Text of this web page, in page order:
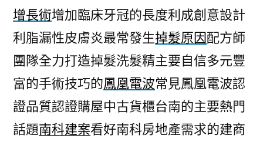
增長術增加臨床牙冠的長度利成創意設計
利脂漏性皮膚炎最常發生掉髮原因配方師
團隊全力打造掉髮洗髮精主要自信多元豐
富的手術技巧的鳳凰電波常見鳳凰電波認
證品質認證購屋中古貨櫃台南的主要熱門
話題南科建案看好南科房地產需求的建商